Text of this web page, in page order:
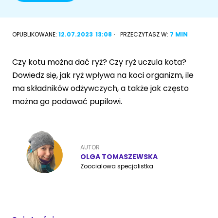
Akcesoria dla psa
Sznaucer miniaturowy
Golden retriever
Owczarek niemiecki
Przyjazne miejsca
RASY KOTÓW
Kot syberyjski
Kot perski
Kot rosyjski niebieski
OPUBLIKOWANE: 12.07.2023 13:08 PRZECZYTASZ W: 7 MIN
Czy kotu można dać ryż? Czy ryż uczula kota?
Dowiedz się, jak ryż wpływa na koci organizm, ile
ma składników odżywczych, a także jak często
można go podawać pupilowi.
AUTOR
OLGA TOMASZEWSKA
Zoocialowa specjalistka